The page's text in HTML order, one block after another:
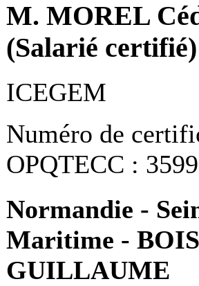
M. MOREL
(Salarié certifié)
ICEGEM
Numéro de
OPQTECC : 3599
Normandie -
Maritime -
GUILLAUME